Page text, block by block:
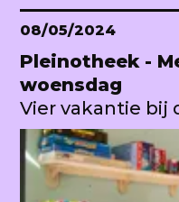
08/05/2024
Pleinotheek -
woensdag
Vier vakantie bij